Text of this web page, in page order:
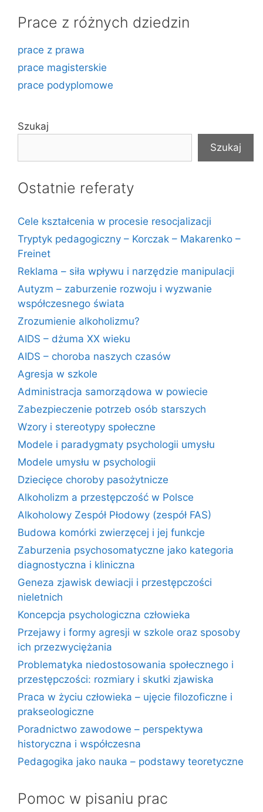
Prace z różnych dziedzin
prace z prawa
prace magisterskie
prace podyplomowe
Szukaj
Szukaj
Ostatnie referaty
Cele kształcenia w procesie resocjalizacji
Tryptyk pedagogiczny – Korczak – Makarenko –
Freinet
Reklama – siła wpływu i narzędzie manipulacji
Autyzm – zaburzenie rozwoju i wyzwanie
współczesnego świata
Zrozumienie alkoholizmu?
AIDS – dżuma XX wieku
AIDS – choroba naszych czasów
Agresja w szkole
Administracja samorządowa w powiecie
Zabezpieczenie potrzeb osób starszych
Wzory i stereotypy społeczne
Modele i paradygmaty psychologii umysłu
Modele umysłu w psychologii
Dziecięce choroby pasożytnicze
Alkoholizm a przestępczość w Polsce
Alkoholowy Zespół Płodowy (zespół FAS)
Budowa komórki zwierzęcej i jej funkcje
Zaburzenia psychosomatyczne jako kategoria
diagnostyczna i kliniczna
Geneza zjawisk dewiacji i przestępczości
nieletnich
Koncepcja psychologiczna człowieka
Przejawy i formy agresji w szkole oraz sposoby
ich przezwyciężania
Problematyka niedostosowania społecznego i
przestępczości: rozmiary i skutki zjawiska
Praca w życiu człowieka – ujęcie filozoficzne i
prakseologiczne
Poradnictwo zawodowe – perspektywa
historyczna i współczesna
Pedagogika jako nauka – podstawy teoretyczne
Pomoc w pisaniu prac